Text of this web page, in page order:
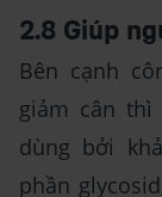
2.8 Giúp
Bên cạnh
giảm cân
dùng bởi
phần